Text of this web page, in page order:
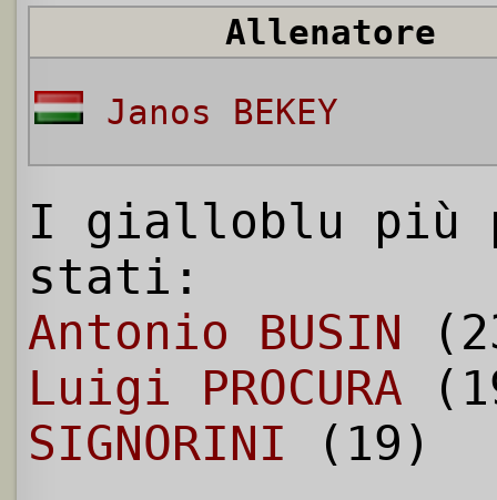
Allenatore
Janos BEKEY
I gialloblu più
stati:
Antonio BUSIN
Luigi PROCURA
SIGNORINI (19)